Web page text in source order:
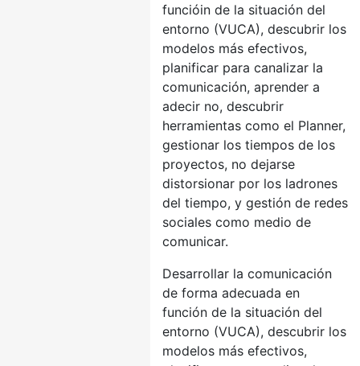
funcióin de la situación del
entorno (VUCA), descubrir los
modelos más efectivos,
planificar para canalizar la
comunicación, aprender a
adecir no, descubrir
herramientas como el Planner,
gestionar los tiempos de los
proyectos, no dejarse
distorsionar por los ladrones
del tiempo, y gestión de redes
sociales como medio de
comunicar.
Desarrollar la comunicación
de forma adecuada en
función de la situación del
entorno (VUCA), descubrir los
modelos más efectivos,